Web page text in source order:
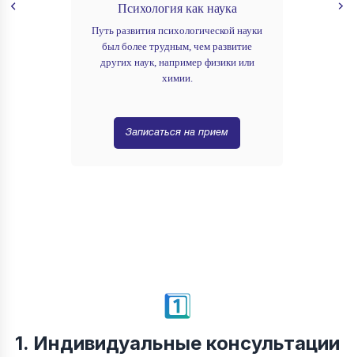
Психология как наука
Путь развития психологической науки
был более трудным, чем развитие
других наук, например физики или
химии.
Записаться на прием
1️⃣
1. Индивидуальные консультации